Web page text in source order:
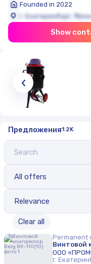
Founded in 2022
г. Екатеринбург,
Show
Предложения1.2K
All offers
Relevance
Clear all
Permanent
Винтовой
ООО
г.